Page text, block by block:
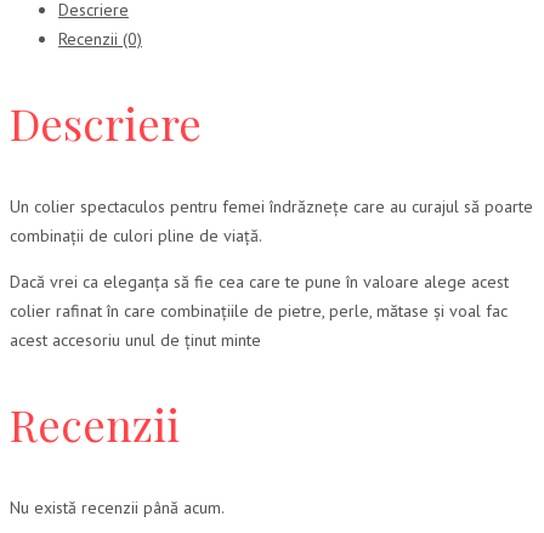
Descriere
Recenzii (0)
Descriere
Un colier spectaculos pentru femei îndrăznețe care au curajul să poarte
combinații de culori pline de viață.
Dacă vrei ca eleganța să fie cea care te pune în valoare alege acest
colier rafinat în care combinațiile de pietre, perle, mătase și voal fac
acest accesoriu unul de ținut minte
Recenzii
Nu există recenzii până acum.